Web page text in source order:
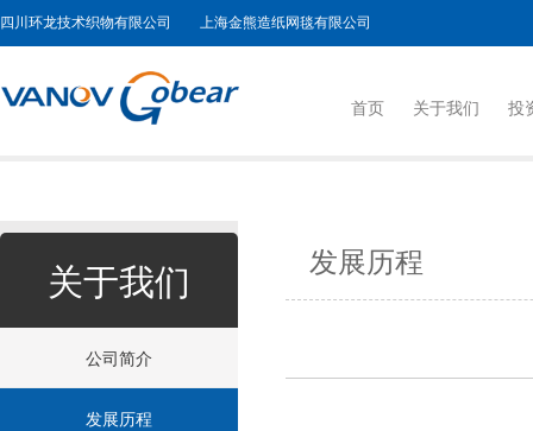
四川环龙技术织物有限公司 上海金熊造纸网毯有限公司
首页 关于我们 投
关于我们
公司简介
发展历程
发展历程